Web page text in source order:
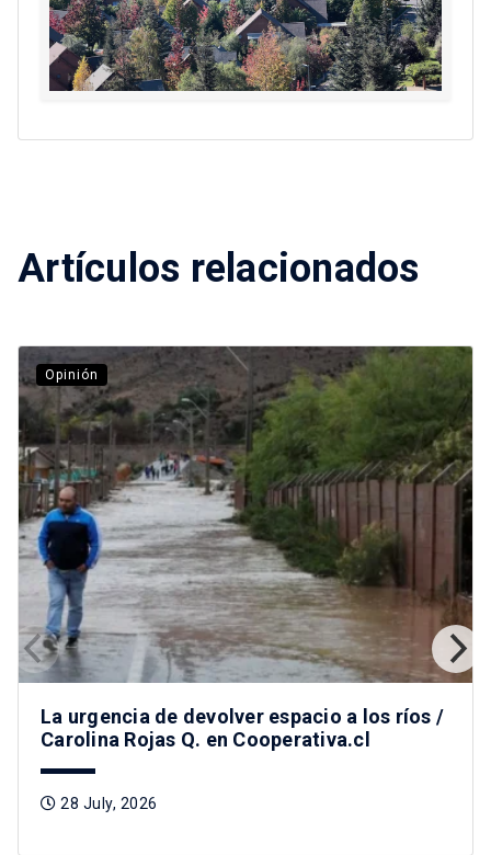
Artículos relacionados
Opinión
La urgencia de devolver espacio a los ríos /
Carolina Rojas Q. en Cooperativa.cl
28 July, 2026